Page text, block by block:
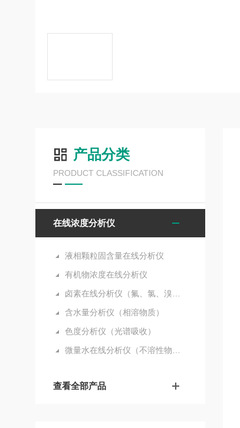
产品分类
PRODUCT CLASSIFICATION
在线浓度分析仪
液相颗粒固含量在线分析仪
有机物浓度在线分析仪
含水量分析仪（相溶物质）
色度分析仪（光谱吸收）
查看全部产品